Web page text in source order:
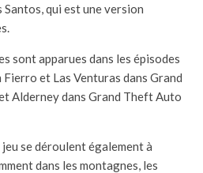
Santos, qui est une version
sont apparues dans les épisodes
et Las Venturas dans Grand
Alderney dans Grand Theft Auto
se déroulent également à
dans les montagnes, les